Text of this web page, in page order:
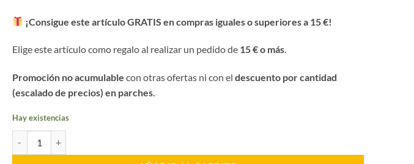
¡Consigue este artículo GRATIS en compras iguales o superiores a 15 €!
Elige este artículo como regalo al realizar un pedido de 15 € o más.
Promoción no acumulable con otras ofertas ni con el descuento por cantidad
(escalado de precios) en parches.
Hay existencias